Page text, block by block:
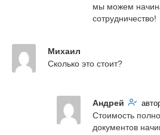
мы можем
сотрудничество!
Михаил
Сколько это стоит?
Андрей
Стоимость
документов